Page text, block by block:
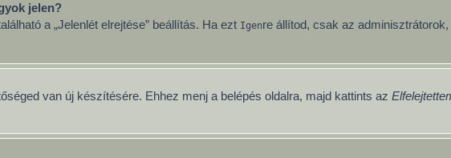
jelen?
a „Jelenlét elrejtése” beállítás. Ha ezt Igenre állítod, csak az
van új készítésére. Ehhez menj a belépés oldalra, majd kattints az